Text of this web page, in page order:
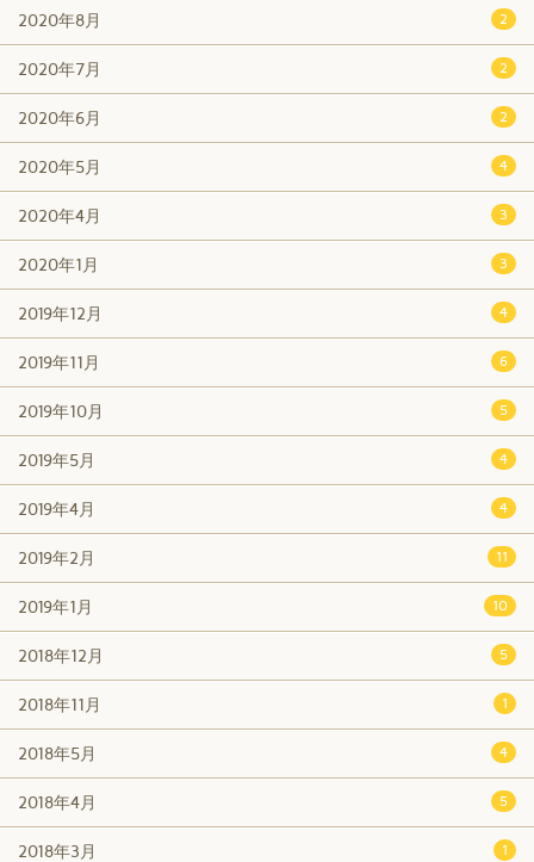
2
2020年8月
2
2020年7月
2
2020年6月
4
2020年5月
3
2020年4月
3
2020年1月
4
2019年12月
6
2019年11月
5
2019年10月
4
2019年5月
4
2019年4月
11
2019年2月
10
2019年1月
5
2018年12月
1
2018年11月
4
2018年5月
5
2018年4月
1
2018年3月